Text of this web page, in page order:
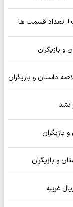
تعداد قسمت ها
بازیگران
داستان و بازیگران
نشد
و بازیگران
غریبه